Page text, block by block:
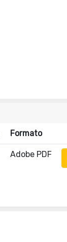
Formato
Adobe PDF